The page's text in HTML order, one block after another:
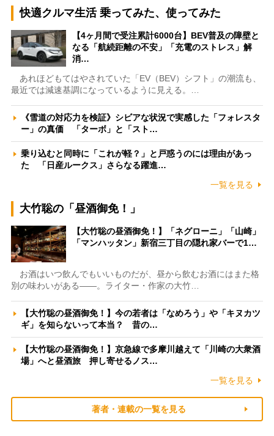
快適クルマ生活 乗ってみた、使ってみた
【4ヶ月間で受注累計6000台】BEV普及の障壁と
なる「航続距離の不安」「充電のストレス」解
消…
あれほどもてはやされていた「EV（BEV）シフト」の潮流も、
最近では減速基調になっているように見える。…
《雪道の対応力を検証》シビアな状況で実感した「フォレスタ
ー」の真価 「ターボ」と「スト…
乗り込むと同時に「これが軽？」と戸惑うのには理由があっ
た 「日産ルークス」さらなる躍進…
一覧を見る
大竹聡の「昼酒御免！」
【大竹聡の昼酒御免！】「ネグローニ」「山崎」
「マンハッタン」新宿三丁目の隠れ家バーで1…
お酒はいつ飲んでもいいものだが、昼から飲むお酒にはまた格
別の味わいがある――。ライター・作家の大竹…
【大竹聡の昼酒御免！】今の若者は「なめろう」や「キヌカツ
ギ」を知らないって本当？ 昔の…
【大竹聡の昼酒御免！】京急線で多摩川越えて「川崎の大衆酒
場」へと昼酒旅 押し寄せるノス…
一覧を見る
著者・連載の一覧を見る